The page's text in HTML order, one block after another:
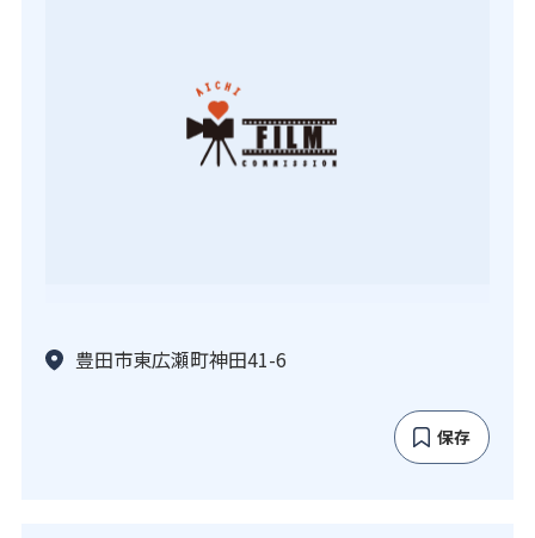
豊田市東広瀬町神田41-6
保存